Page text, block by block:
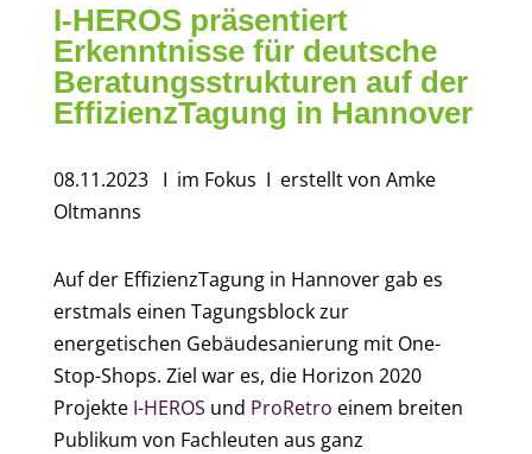
I-HEROS präsentiert
Erkenntnisse für deutsche
Beratungsstrukturen auf der
EffizienzTagung in Hannover
08.11.2023 I im Fokus I erstellt von Amke
Oltmanns
Auf der EffizienzTagung in Hannover gab es
erstmals einen Tagungsblock zur
energetischen Gebäudesanierung mit One-
Stop-Shops. Ziel war es, die Horizon 2020
Projekte I-HEROS und ProRetro einem breiten
Publikum von Fachleuten aus ganz